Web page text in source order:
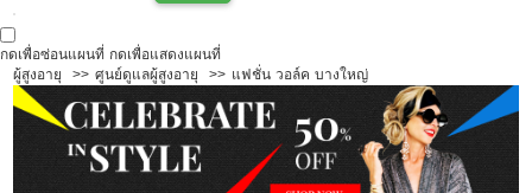
กดเพื่อซ่อนแผนที่ กดเพื่อแสดงแผนที่
ผู้สูงอายุ
ศูนย์ดูแลผู้สูงอายุ แฟชั่น วอล์ค บางใหญ่